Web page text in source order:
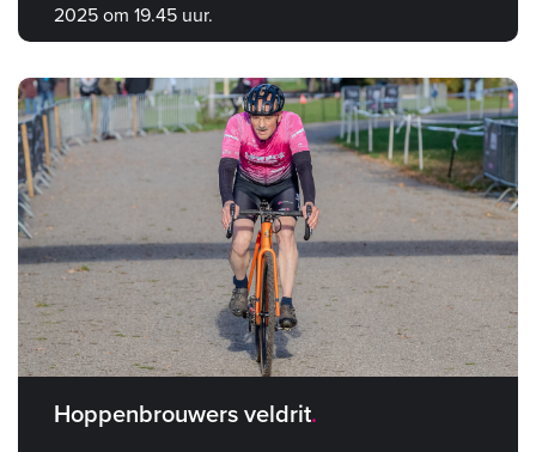
2025 om 19.45 uur.
Hoppenbrouwers veldrit